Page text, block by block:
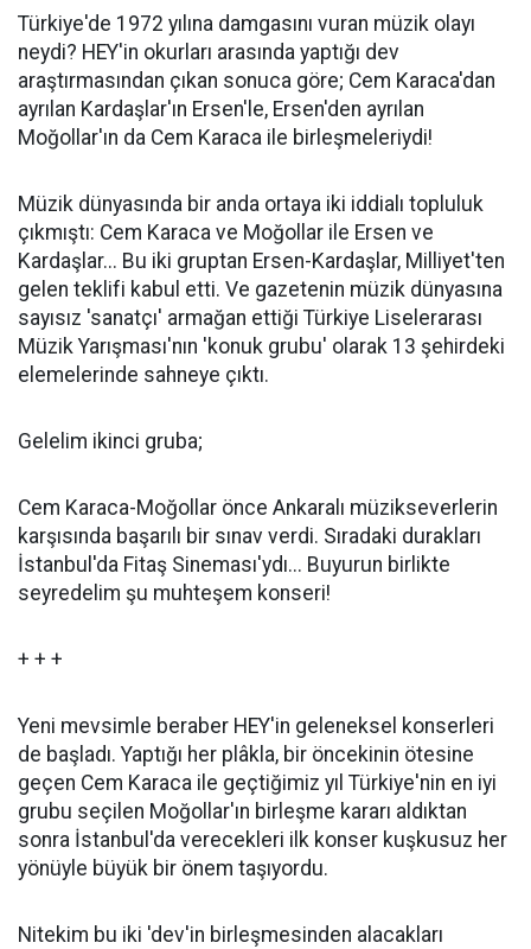
Türkiye'de 1972 yılına damgasını vuran müzik olayı
neydi? HEY'in okurları arasında yaptığı dev
araştırmasından çıkan sonuca göre; Cem Karaca'dan
ayrılan Kardaşlar'ın Ersen'le, Ersen'den ayrılan
Moğollar'ın da Cem Karaca ile birleşmeleriydi!
Müzik dünyasında bir anda ortaya iki iddialı topluluk
çıkmıştı: Cem Karaca ve Moğollar ile Ersen ve
Kardaşlar... Bu iki gruptan Ersen-Kardaşlar, Milliyet'ten
gelen teklifi kabul etti. Ve gazetenin müzik dünyasına
sayısız 'sanatçı' armağan ettiği Türkiye Liselerarası
Müzik Yarışması'nın 'konuk grubu' olarak 13 şehirdeki
elemelerinde sahneye çıktı.
Gelelim ikinci gruba;
Cem Karaca-Moğollar önce Ankaralı müzikseverlerin
karşısında başarılı bir sınav verdi. Sıradaki durakları
İstanbul'da Fitaş Sineması'ydı... Buyurun birlikte
seyredelim şu muhteşem konseri!
+ + +
Yeni mevsimle beraber HEY'in geleneksel konserleri
de başladı. Yaptığı her plâkla, bir öncekinin ötesine
geçen Cem Karaca ile geçtiğimiz yıl Türkiye'nin en iyi
grubu seçilen Moğollar'ın birleşme kararı aldıktan
sonra İstanbul'da verecekleri ilk konser kuşkusuz her
yönüyle büyük bir önem taşıyordu.
Nitekim bu iki 'dev'in birleşmesinden alacakları